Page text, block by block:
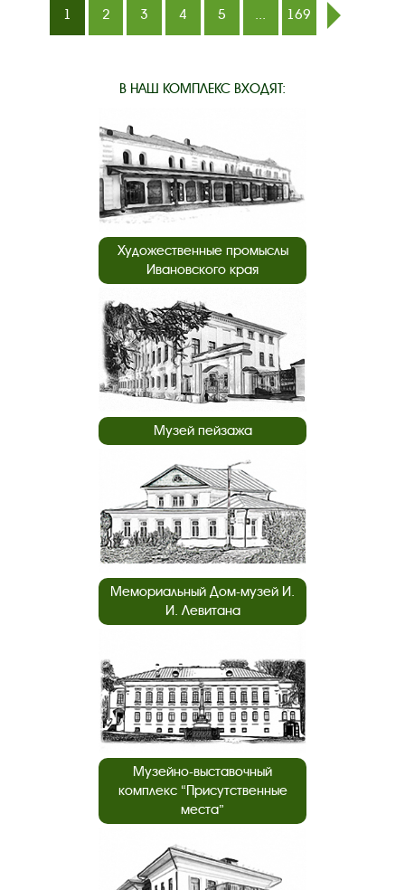
1 2 3 4 5 ...
169
В НАШ КОМПЛЕКС ВХОДЯТ:
Художественные промыслы
Ивановского края
Музей пейзажа
Мемориальный Дом-музей И.
И. Левитана
Музейно-выставочный
комплекс “Присутственные
места”